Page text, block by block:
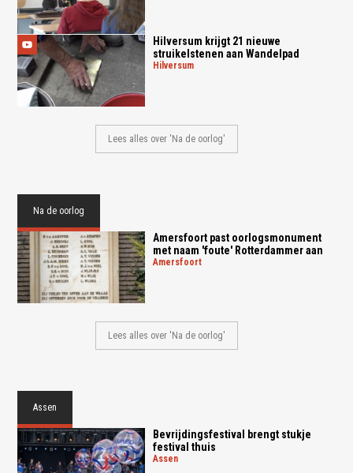
Hilversum krijgt 21 nieuwe
struikelstenen aan Wandelpad
hilversum
Lees alles over 'Na de oorlog'
Na de oorlog
Amersfoort past oorlogsmonument
met naam 'foute' Rotterdammer aan
amersfoort
Lees alles over 'Na de oorlog'
Assen
Bevrijdingsfestival brengt stukje
festival thuis
assen